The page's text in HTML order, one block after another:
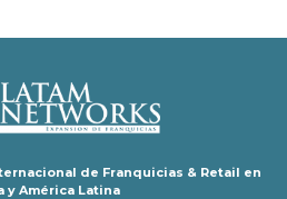
de Franquicias & Retail en
y América Latina